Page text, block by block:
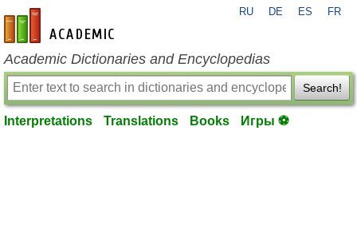
en-academic.com
RU DE ES FR
Academic Dictionaries and Encyclopedias
Search!
Interpretations Translations Books Игры ⚽